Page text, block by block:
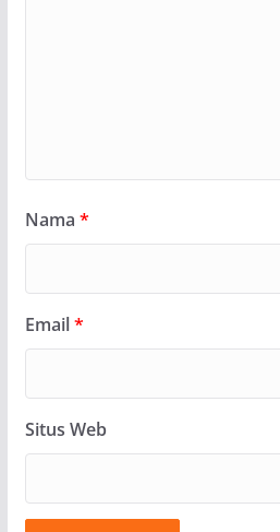
Nama *
Email*
Situs Web